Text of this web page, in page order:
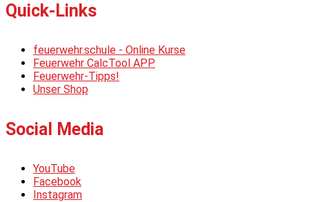
Quick-Links
feuerwehr.schule - Online Kurse
Feuerwehr CalcTool APP
Feuerwehr-Tipps!
Unser Shop
Social Media
YouTube
Facebook
Instagram